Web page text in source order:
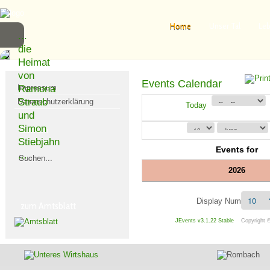
Home
...
die
Heimat
von
Ramona
Straub
und
Simon
Stiebjahn
...
Impressum
Datenschutzerklärung
Suchen
Events Calendar
Today
Events for
2026
Display Num
JEvents v3.1.22 Stable Copyright